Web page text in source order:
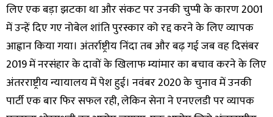
लिए एक बड़ा झटका था और संकट पर उनकी चुप्पी के कारण 2001
में उन्हें दिए गए नोबेल शांति पुरस्कार को रद्द करने के लिए व्यापक
आह्वान किया गया। अंतर्राष्ट्रीय निंदा तब और बढ़ गई जब वह दिसंबर
2019 में नरसंहार के दावों के खिलाफ म्यांमार का बचाव करने के लिए
अंतरराष्ट्रीय न्यायालय में पेश हुई। नवंबर 2020 के चुनाव में उनकी
पार्टी एक बार फिर सफल रही, लेकिन सेना ने एनएलडी पर व्यापक